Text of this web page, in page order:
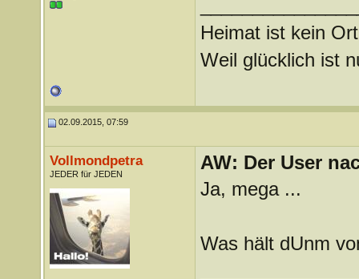
Heimat ist kein
Weil glücklich ist
02.09.2015, 07:59
Vollmondpetra
JEDER für JEDEN
AW: Der User
Ja, mega ...
Was hält dUnm